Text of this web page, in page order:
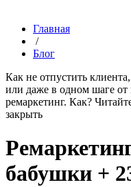
Главная
/
Блог
Как не отпустить
или даже в одном шаге от
ремаркетинг. Как?
закрыть
бабушки +